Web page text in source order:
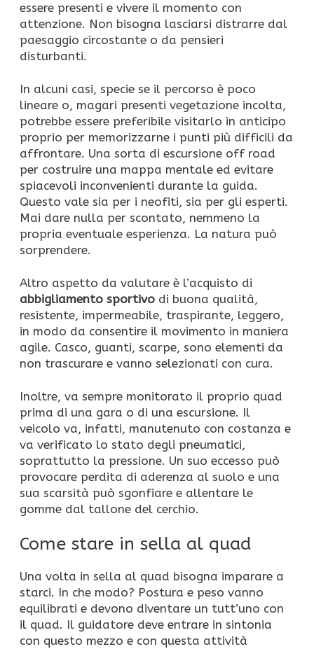
essere presenti e vivere il momento con
attenzione. Non bisogna lasciarsi distrarre dal
paesaggio circostante o da pensieri
disturbanti.
In alcuni casi, specie se il percorso è poco
lineare o, magari presenti vegetazione incolta,
potrebbe essere preferibile visitarlo in anticipo
proprio per memorizzarne i punti più difficili da
affrontare. Una sorta di escursione off road
per costruire una mappa mentale ed evitare
spiacevoli inconvenienti durante la guida.
Questo vale sia per i neofiti, sia per gli esperti.
Mai dare nulla per scontato, nemmeno la
propria eventuale esperienza. La natura può
sorprendere.
Altro aspetto da valutare è l’acquisto di
abbigliamento sportivo di buona qualità,
resistente, impermeabile, traspirante, leggero,
in modo da consentire il movimento in maniera
agile. Casco, guanti, scarpe, sono elementi da
non trascurare e vanno selezionati con cura.
Inoltre, va sempre monitorato il proprio quad
prima di una gara o di una escursione. Il
veicolo va, infatti, manutenuto con costanza e
va verificato lo stato degli pneumatici,
soprattutto la pressione. Un suo eccesso può
provocare perdita di aderenza al suolo e una
sua scarsità può sgonfiare e allentare le
gomme dal tallone del cerchio.
Come stare in sella al quad
Una volta in sella al quad bisogna imparare a
starci. In che modo? Postura e peso vanno
equilibrati e devono diventare un tutt’uno con
il quad. Il guidatore deve entrare in sintonia
con questo mezzo e con questa attività